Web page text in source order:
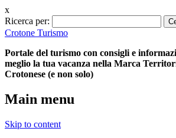
x
Ricerca per:
Crotone Turismo
Portale del turismo con consigli e
meglio la tua vacanza nella Marca
Crotonese (e non solo)
Main menu
Skip to content